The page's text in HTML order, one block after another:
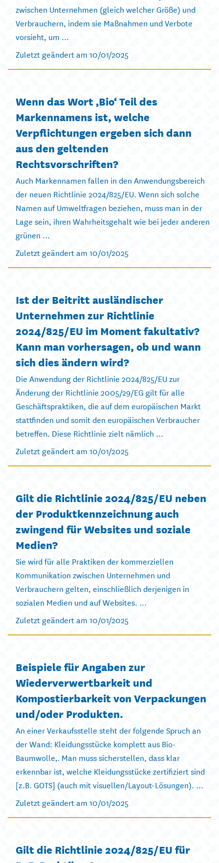
zwischen Unternehmen (gleich welcher Größe) und
Verbrauchern, indem sie Maßnahmen und Verbote
vorsieht, um ...
Zuletzt geändert am 10/01/2025
Wenn das Wort ‚Bio‘ Teil des
Markennamens ist, welche
Verpflichtungen ergeben sich dann
aus den geltenden
Rechtsvorschriften?
Auch Markennamen fallen in den Anwendungsbereich
der neuen Richtlinie 2024/825/EU. Wenn sich solche
Namen auf Umweltfragen beziehen, muss man in der
Lage sein, ihren Wahrheitsgehalt wie bei jeder anderen
grünen ...
Zuletzt geändert am 10/01/2025
Ist der Beitritt ausländischer
Unternehmen zur Richtlinie
2024/825/EU im Moment fakultativ?
Kann man vorhersagen, ob und wann
sich dies ändern wird?
Die Anwendung der Richtlinie 2024/825/EU zur
Änderung der Richtlinie 2005/29/EG gilt für alle
Geschäftspraktiken, die auf dem europäischen Markt
stattfinden und somit den europäischen Verbraucher
betreffen. Diese Richtlinie zielt nämlich ...
Zuletzt geändert am 10/01/2025
Gilt die Richtlinie 2024/825/EU neben
der Produktkennzeichnung auch
zwingend für Websites und soziale
Medien?
Sie wird für alle Praktiken der kommerziellen
Kommunikation zwischen Unternehmen und
Verbrauchern gelten, einschließlich derjenigen in
sozialen Medien und auf Websites. ...
Zuletzt geändert am 10/01/2025
Beispiele für Angaben zur
Wiederverwertbarkeit und
Kompostierbarkeit von Verpackungen
und/oder Produkten.
An einer Verkaufsstelle steht der folgende Spruch an
der Wand: Kleidungsstücke komplett aus Bio-
Baumwolle‚. Man muss sicherstellen, dass klar
erkennbar ist, welche Kleidungsstücke zertifiziert sind
[z.B. GOTS] (auch mit visuellen/Layout-Lösungen). ...
Zuletzt geändert am 10/01/2025
Gilt die Richtlinie 2024/825/EU für